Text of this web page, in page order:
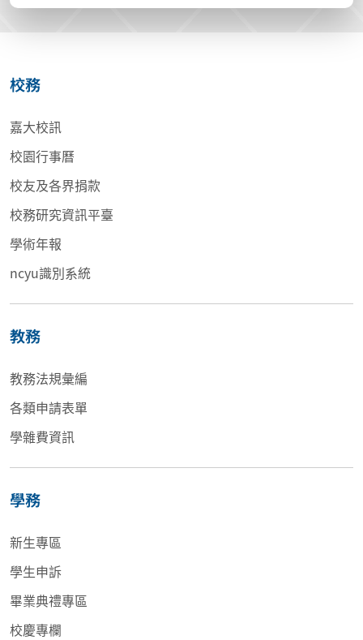
校務
嘉大校訊
校園行事曆
校友及各界捐款
校務研究資訊平臺
學術年報
ncyu識別系統
教務
教務法規彙編
各類申請表單
學雜費資訊
學務
新生專區
學生申訴
畢業典禮專區
校慶專欄